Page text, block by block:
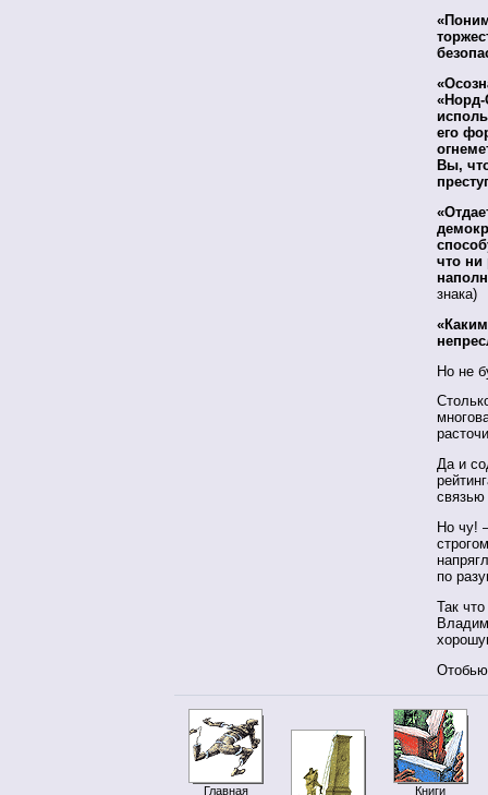
его
Вы,
что
знака)
Но не
Да и
Но чу!
по
Так
Отобью
Главная Книги